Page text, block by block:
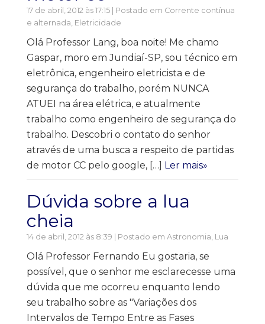
17 de abril, 2012 às 17:15 | Postado em Corrente contínua
e alternada Eletricidade
Olá Professor Lang, boa noite! Me chamo
Gaspar, moro em Jundiaí-SP, sou técnico em
eletrônica, engenheiro eletricista e de
segurança do trabalho, porém NUNCA
ATUEI na área elétrica, e atualmente
trabalho como engenheiro de segurança do
trabalho. Descobri o contato do senhor
através de uma busca a respeito de partidas
de motor CC pelo google, […] Ler mais»
Dúvida sobre a lua
cheia
14 de abril, 2012 às 8:39 | Postado em Astronomia Lua
Olá Professor Fernando Eu gostaria, se
possível, que o senhor me esclarecesse uma
dúvida que me ocorreu enquanto lendo
seu trabalho sobre as "Variações dos
Intervalos de Tempo Entre as Fases